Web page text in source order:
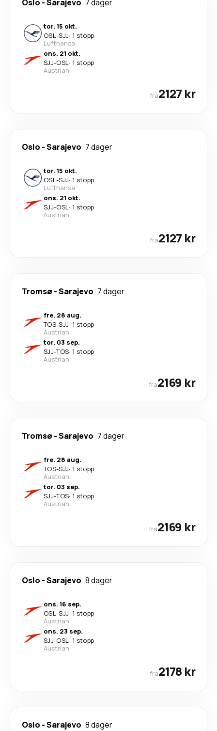
Oslo -Sarajevo 7 dager
tor. 15 okt.
OSL-SJJ· 1 stopp
Lufthansa
ons. 21 okt.
SJJ-OSL· 1 stopp
Austrian
fra2127 kr
Oslo -Sarajevo 7 dager
tor. 15 okt.
OSL-SJJ· 1 stopp
Lufthansa
ons. 21 okt.
SJJ-OSL· 1 stopp
Austrian
fra2127 kr
Tromsø -Sarajevo 7 dager
fre. 28 aug.
TOS-SJJ· 1 stopp
Austrian
tor. 03 sep.
SJJ-TOS· 1 stopp
Austrian
fra2169 kr
Tromsø -Sarajevo 7 dager
fre. 28 aug.
TOS-SJJ· 1 stopp
Austrian
tor. 03 sep.
SJJ-TOS· 1 stopp
Austrian
fra2169 kr
Oslo -Sarajevo 8 dager
ons. 16 sep.
OSL-SJJ· 1 stopp
Austrian
ons. 23 sep.
SJJ-OSL· 1 stopp
Austrian
fra2178 kr
Oslo -Sarajevo 8 dager